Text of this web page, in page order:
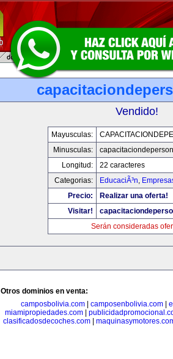
Vendido!
Mayusculas:
Minusculas:
Longitud:
22 caracteres
Categorias:
EducaciÃ³n,
Precio:
Realizar una oferta!
Visitar!
Serán consideradas
Otros dominios en venta:
camposbolivia.com| camposenbolivia.com|
miamipropiedades.com
clasificadosdecoches.com